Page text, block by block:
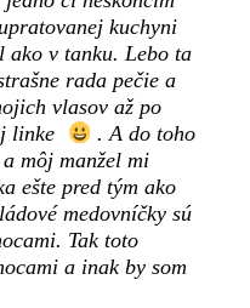
kuchyni
ako v tanku. Lebo ta
rada pečie a
vlasov až po
linke
. A do toho
môj manžel mi
ešte pred tým ako
medovníčky sú
Tak toto
a inak by som